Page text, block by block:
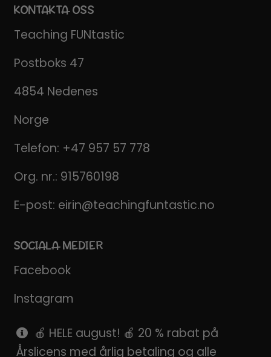
KONTAKTA OSS
Teaching FUNtastic
Postboks 47
4854 Nedenes
Norge
Telefon: +47 957 57 778
Org. nr.: 915760198
E-post: eirin@teachingfuntastic.no
SOCIALA MEDIER
Facebook
Instagram
Pinterest
🍎 HELE august! 🍎 20 % rabat på
Årslicens med årlig betaling og alle